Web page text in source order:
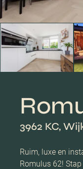
3962 KC,
Ruim, luxe en
Romulus 62!